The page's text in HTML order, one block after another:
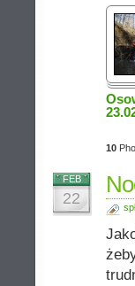
10
FEB
22